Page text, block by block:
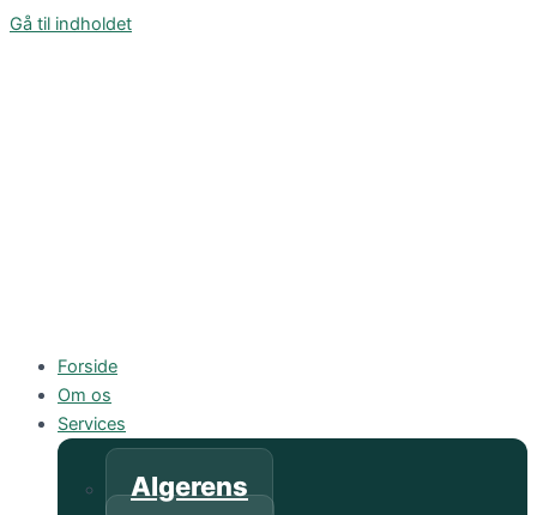
Gå til indholdet
Forside
Om os
Services
Algerens